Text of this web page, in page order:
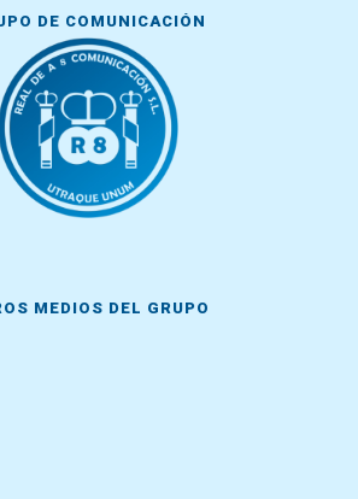
DE COMUNICACIÓN
MEDIOS DEL GRUPO